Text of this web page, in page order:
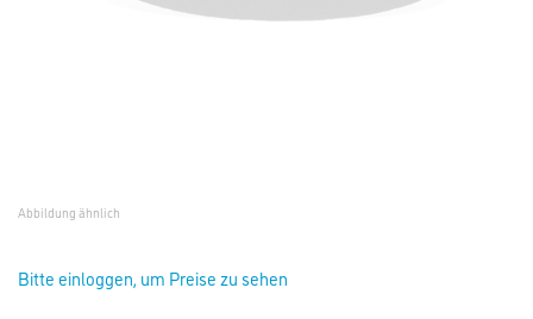
Abbildung ähnlich
Bitte einloggen, um Preise zu sehen